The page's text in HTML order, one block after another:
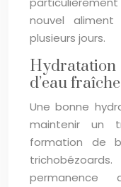
nouvel
plusieurs jours.
Hydratation
d’eau
Une bonne
maintenir un
formation de